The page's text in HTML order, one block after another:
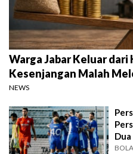
Warga Jabar Keluar dari
Kesenjangan Malah
NEWS
Ukur
BOLA